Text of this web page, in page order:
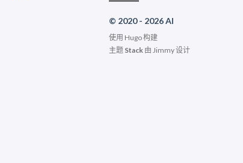
© 2020 - 2026 AI
使用 Hugo构建
主题 Stack 由 Jimmy设计